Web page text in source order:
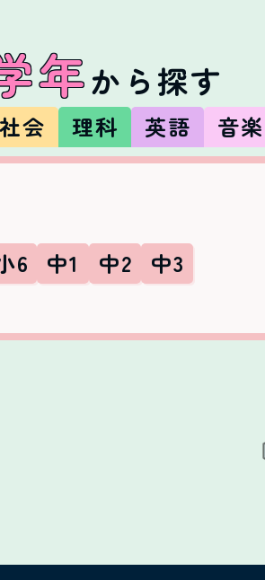
年から探す
社会 理科 英語 音楽
6 中1 中2 中3